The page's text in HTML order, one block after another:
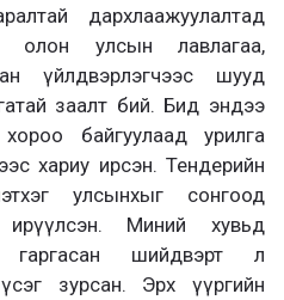
дархлаажуулалтад
олон улсын лавлагаа,
үйлдвэрлэгчээс шууд
заалт бий. Бид эндээ
байгуулаад урилга
хариу ирсэн. Тендерийн
улсынхыг сонгоод
Миний хувьд
гаргасан шийдвэрт л
зурсан. Эрх үүргийн